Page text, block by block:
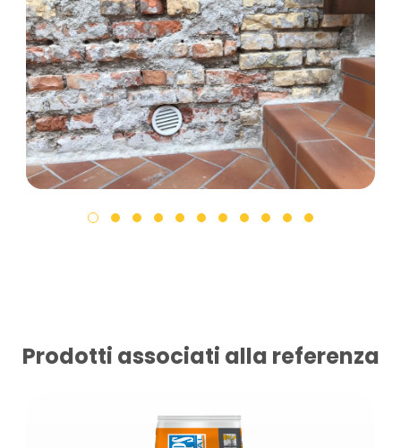
Prodotti associati alla referenza